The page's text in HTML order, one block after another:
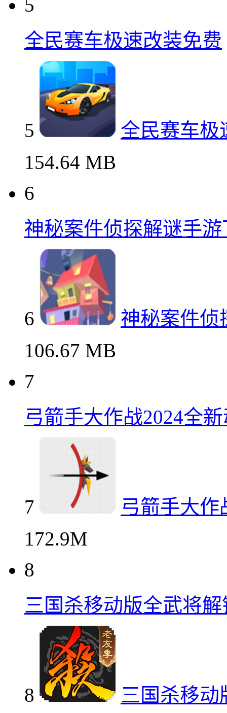
5
全民赛车极速改装免费
5
全民赛车极
154.64 MB
6
神秘案件侦探解谜手游
6
神秘案件侦
106.67 MB
7
弓箭手大作战2024全
7
弓箭手大作
172.9M
8
三国杀移动版全武将
8 三国杀移动